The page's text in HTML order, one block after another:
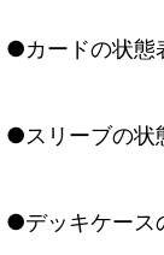
●カードの状態
●スリーブの状
●デッキケース